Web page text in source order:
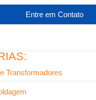
Entre em Contato
Transformadores